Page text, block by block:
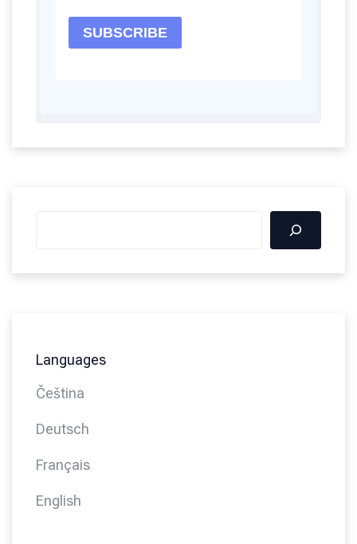
Languages
Čeština
Deutsch
Français
English